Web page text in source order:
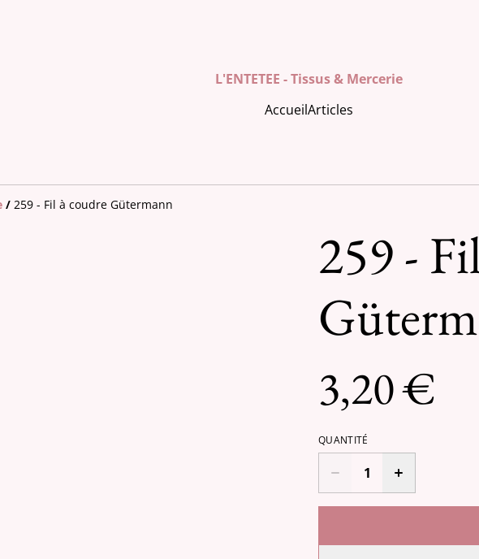
L'ENTETEE - Tissus & Mercerie
AccueilArticles
/ 259 - Fil à coudre Gütermann
259 -
3,20 €
QUANTITÉ